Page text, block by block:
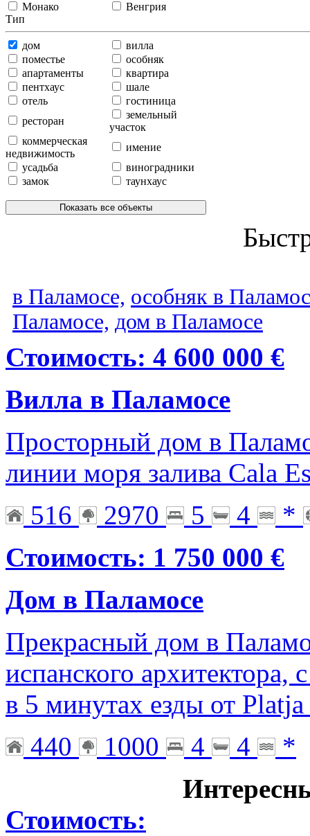
Монако
Венгрия
Тип
дом
вилла
поместье
особняк
апартаменты
квартира
пентхаус
шале
отель
гостиница
ресторан
земельный
участок
коммерческая
недвижимость
имение
усадьба
виноградники
замок
таунхаус
Показать все объекты
в Паламосе, особняк в
Паламосе, дом в Паламосе
Стоимость: 4 600 000 €
Вилла в Паламосе
Просторный дом в
линии моря залива Cala
516
2970 5 4
*
Стоимость: 1 750 000 €
Дом в Паламосе
Прекрасный дом в
испанского
в 5 минутах езды от
440
1000 4 4
*
Стоимость: